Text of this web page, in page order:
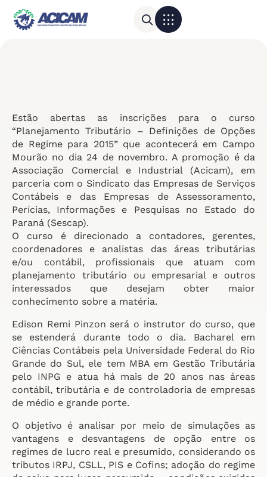
Estão abertas as inscrições para o curso
“Planejamento Tributário – Definições de Opções
de Regime para 2015” que acontecerá em Campo
Mourão no dia 24 de novembro. A promoção é da
Associação Comercial e Industrial (Acicam), em
parceria com o Sindicato das Empresas de Serviços
Contábeis e das Empresas de Assessoramento,
Perícias, Informações e Pesquisas no Estado do
Paraná (Sescap).
O curso é direcionado a contadores, gerentes,
coordenadores e analistas das áreas tributárias
e/ou contábil, profissionais que atuam com
planejamento tributário ou empresarial e outros
interessados que desejam obter maior
conhecimento sobre a matéria.
Edison Remi Pinzon será o instrutor do curso, que
se estenderá durante todo o dia. Bacharel em
Ciências Contábeis pela Universidade Federal do Rio
Grande do Sul, ele tem MBA em Gestão Tributária
pelo INPG e atua há mais de 20 anos nas áreas
contábil, tributária e de controladoria de empresas
de médio e grande porte.
O objetivo é analisar por meio de simulações as
vantagens e desvantagens de opção entre os
regimes de lucro real e presumido, considerando os
tributos IRPJ, CSLL, PIS e Cofins; adoção do regime